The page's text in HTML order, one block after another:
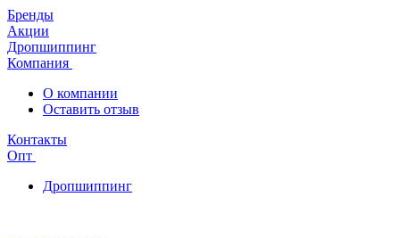
Бренды
Акции
Дропшиппинг
Компания
О компании
Оставить отзыв
Контакты
Опт
Дропшиппинг